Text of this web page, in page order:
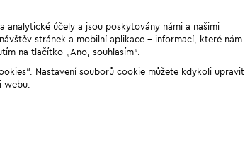
analytické účely a jsou poskytovány námi a našimi
stránek a mobilní aplikace - informací, které nám
na tlačítko „Ano, souhlasím“.
Nastavení souborů cookie můžete kdykoli upravit
webu.